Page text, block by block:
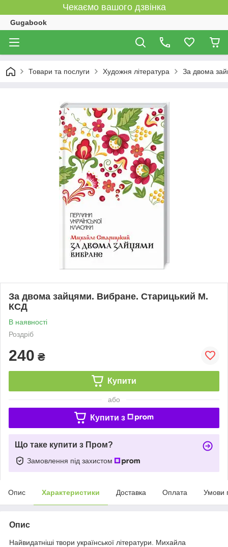
Чекаємо вашого дзвінка
Gugabook
Товари та послуги Художня література За двома
За двома зайцями. Вибране. Старицький М.
КСД
В наявності
Роздріб
240 ₴
Купити
або
Купити з
Що таке купити з Пром?
Замовлення під захистом
Опис Характеристики Доставка Оплата Умови
Опис
Найвидатніші твори української літератури. Михайла